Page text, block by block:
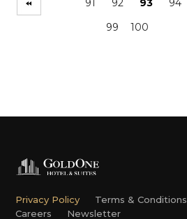
91 92 93 94
99
100
Privacy Policy Terms & Conditions
Careers
Newsletter